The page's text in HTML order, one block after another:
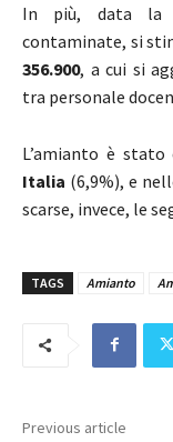
In più, data la
contaminate, si
356.900, a cui si
tra personale
L’amianto è
Italia (6,9%), e
scarse, invece, le
TAGS Amianto
Previous article